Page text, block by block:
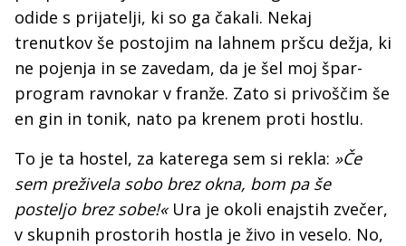
odide s prijatelji, ki so ga čakali. Nekaj
trenutkov še postojim na lahnem pršcu dežja, ki
ne pojenja in se zavedam, da je šel moj špar-
program ravnokar v franže. Zato si privoščim še
en gin in tonik, nato pa krenem proti hostlu.
To je ta hostel, za katerega sem si rekla: »Če
sem preživela sobo brez okna, bom pa še
posteljo brez sobe!« Ura je okoli enajstih zvečer,
v skupnih prostorih hostla je živo in veselo. No,